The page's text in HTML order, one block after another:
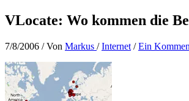
VLocate: Wo kommen die
7/8/2006 / Von Markus /Internet /Ein